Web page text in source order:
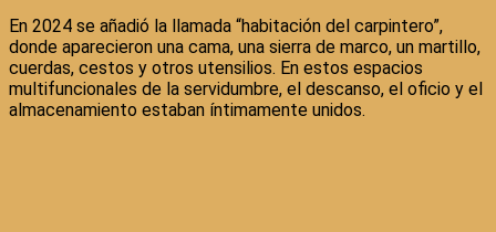
En 2024 se añadió la llamada “habitación del carpintero”,
donde aparecieron una cama, una sierra de marco, un martillo,
cuerdas, cestos y otros utensilios. En estos espacios
multifuncionales de la servidumbre, el descanso, el oficio y el
almacenamiento estaban íntimamente unidos.